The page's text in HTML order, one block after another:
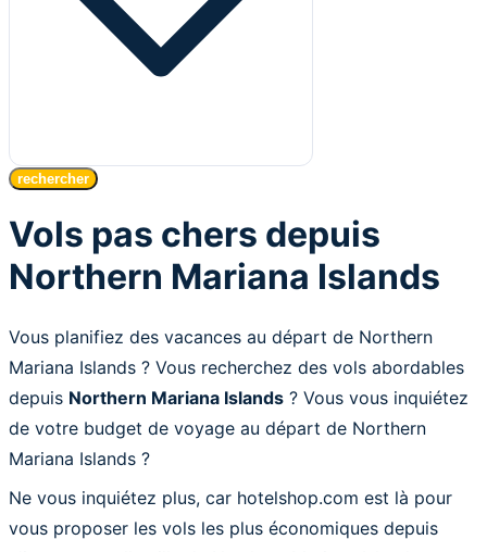
rechercher
Vols pas chers depuis
Northern Mariana Islands
Vous planifiez des vacances au départ de Northern
Mariana Islands ? Vous recherchez des vols abordables
depuis Northern Mariana Islands ? Vous vous inquiétez
de votre budget de voyage au départ de Northern
Mariana Islands ?
Ne vous inquiétez plus, car hotelshop.com est là pour
vous proposer les vols les plus économiques depuis